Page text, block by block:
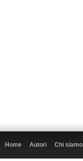
Home Autori Chi siamo